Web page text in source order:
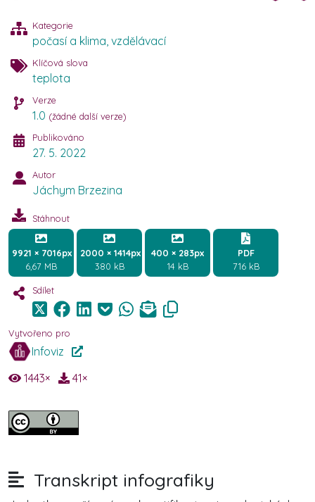
Kategorie
počasí a klima vzdělávací
Klíčová slova
teplota
Verze
1.0 (žádné další verze)
Publikováno
27. 5. 2022
Autor
Jáchym Brzezina
Stáhnout
9921 × 7016px
6,67 MB
2000 × 1414px
380 kB
400 × 283px
14 kB
PDF
716 kB
Sdílet
Vytvořeno pro
Infoviz
1443× 41×
Transkript infografiky